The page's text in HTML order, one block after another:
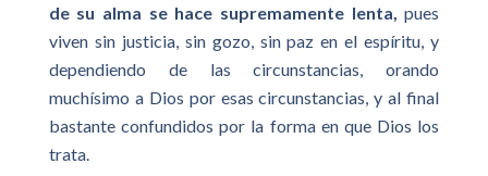
de su alma se hace supremamente lenta, pues
viven sin justicia, sin gozo, sin paz en el espíritu, y
dependiendo de las circunstancias, orando
muchísimo a Dios por esas circunstancias, y al final
bastante confundidos por la forma en que Dios los
trata.